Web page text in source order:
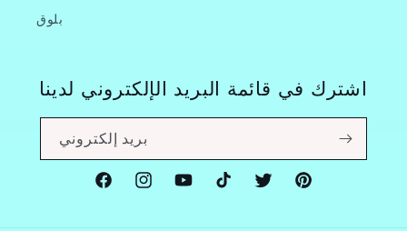
بلوق
اشترك في قائمة البريد الإلكتروني لدينا
بريد إلكتروني
FacebookInstagramYouTubeTikTok TwitterPinterest